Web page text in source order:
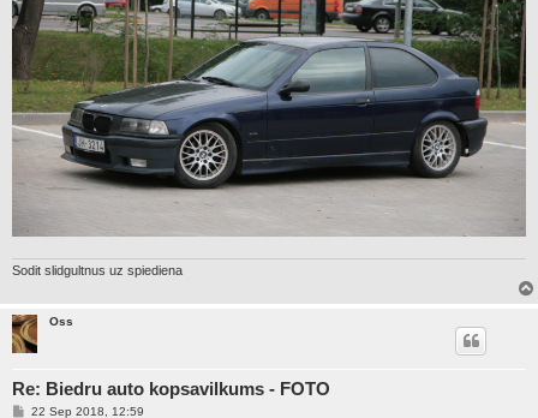
Sodit slidgultnus uz spiediena
Oss
Re: Biedru auto kopsavilkums - FOTO
P22 Sep 2018, 12:59